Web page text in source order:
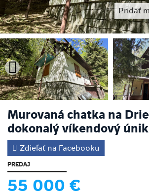
Pridať
Murovaná chatka na
dokonalý víkendový únik
Zdieľať na Facebooku
PREDAJ
55 000 €